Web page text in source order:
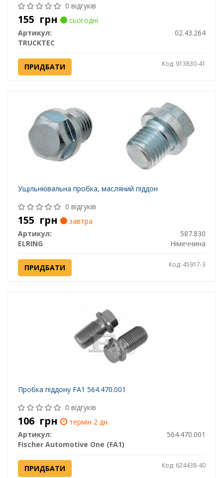
0 відгуків
155 грн
сьогодні
Артикул:
02.43.264
TRUCKTEC
ПРИДБАТИ Код: 913830-41
Ущільнювальна пробка, масляний піддон
0 відгуків
155 грн
завтра
Артикул:
587.830
ELRING
Німеччина
ПРИДБАТИ Код: 45917-3
Пробка піддону FA1 564.470.001
0 відгуків
106 грн
термін 2 дн.
Артикул:
564.470.001
Fischer Automotive One (FA1)
ПРИДБАТИ Код: 624438-40